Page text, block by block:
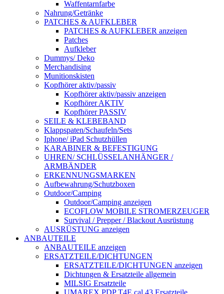
Waffentarnfarbe
Nahrung/Getränke
PATCHES & AUFKLEBER
PATCHES & AUFKLEBER anzeigen
Patches
Aufkleber
Dummys/ Deko
Merchandising
Munitionskisten
Kopfhörer aktiv/passiv
Kopfhörer aktiv/passiv anzeigen
Kopfhörer AKTIV
Kopfhörer PASSIV
SEILE & KLEBEBAND
Klappspaten/Schaufeln/Sets
Iphone/ iPad Schutzhüllen
KARABINER & BEFESTIGUNG
UHREN/ SCHLÜSSELANHÄNGER /
ARMBÄNDER
ERKENNUNGSMARKEN
Aufbewahrung/Schutzboxen
Outdoor/Camping
Outdoor/Camping anzeigen
ECOFLOW MOBILE STROMERZEUGER
Survival / Prepper / Blackout Ausrüstung
AUSRÜSTUNG anzeigen
ANBAUTEILE
ANBAUTEILE anzeigen
ERSATZTEILE/DICHTUNGEN
ERSATZTEILE/DICHTUNGEN anzeigen
Dichtungen & Ersatzteile allgemein
MILSIG Ersatzteile
UMAREX PDP T4E cal.43 Ersatzteile